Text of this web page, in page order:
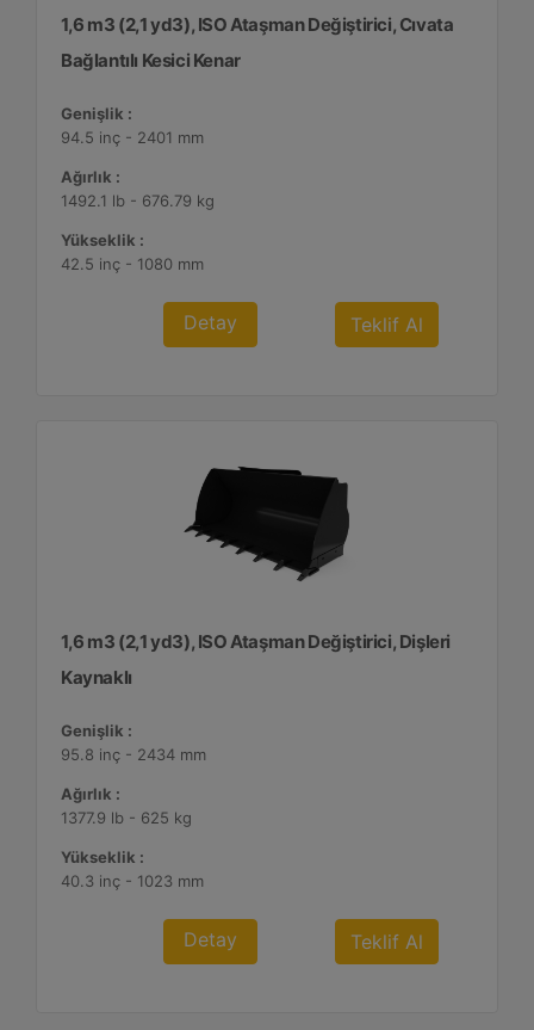
1,6 m3 (2,1 yd3), ISO Ataşman Değiştirici, Cıvata
Bağlantılı Kesici Kenar
Genişlik :
94.5 inç - 2401 mm
Ağırlık :
1492.1 lb - 676.79 kg
Yükseklik :
42.5 inç - 1080 mm
Detay Teklif Al
1,6 m3 (2,1 yd3), ISO Ataşman Değiştirici, Dişleri
Kaynaklı
Genişlik :
95.8 inç - 2434 mm
Ağırlık :
1377.9 lb - 625 kg
Yükseklik :
40.3 inç - 1023 mm
Detay Teklif Al